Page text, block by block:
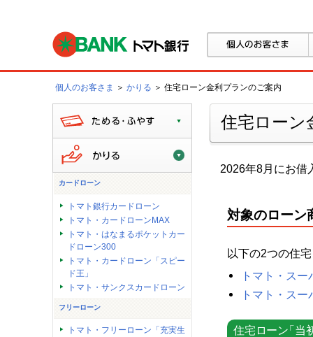
個人のお客さま ＞ かりる ＞ 住宅ローン金利プランのご案内
カードローン
トマト銀行カードローン
トマト・カードローンMAX
トマト・はなまるポケットカー
ドローン300
トマト・カードローン「スピー
ド王」
トマト・サンクスカードローン
フリーローン
トマト・フリーローン「充実生
住宅ローン
2026年8月にお借
対象のローン
以下の2つの住
トマト・ス
トマト・ス